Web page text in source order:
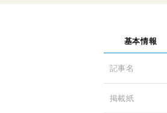
基本情報
記事名
掲載紙